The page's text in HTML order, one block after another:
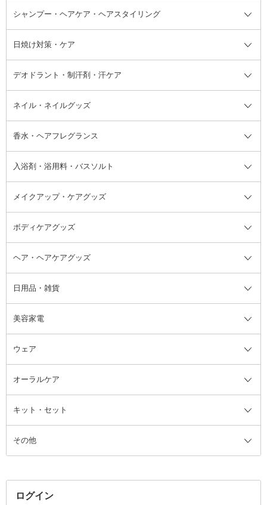
オールインワン化粧品 フェイスクリーム
フェイスオイル・バーム
ブースター・導入液
洗い流すパック・マスク
リップクリーム・リップケア
顔用マッサージ料
コンシーラー ファンデーション
フェイスパウダー
まつげ美容液 つけまつげ
アイシャドウ
アイブロウ・眉マスカラ
チーク
ハイライト・シェーディング
ボディケア全て
ボディソープ・ハンドソープ・石
けん
ボディケア
レッグ・フットケア
バストケア
ネイルケア
脱毛・除毛ケア
シャンプー・ヘアケア・ヘアスタイリング
シャンプー・ヘアケア・ヘアスタ
イリング全て
洗い流さないトリートメント
ヘアスタイリング剤
頭皮ケア・育毛剤
その他シャンプー・ヘアケア・ヘ
アスタイリング
日焼け対策・ケア
日焼け対策・ケア全て
サンオイル・タンニング
その他日焼け対策・UVケア
デオドラント・制汗剤・汗ケア
デオドラント・制汗剤・汗ケア全
て
フット用デオドラント・制汗剤・
汗ケア
ネイル・ネイルグッズ
ネイル・ネイルグッズ全て
ジェルネイル
リムーバー・除光液
香水・ヘアフレグランス
香水・ヘアフレグランス全て
フレグランスミスト
その他香水・ヘアフレグランス
入浴剤・浴用料・バスソルト
入浴剤・浴用料・バスソルト全て
バスソルト
メイクアップ・ケアグッズ
メイクアップ・ケアグッズ全て
コットン・綿棒
洗顔グッズ
ブラシ・チップ
ツィザー・毛抜き
カミソリ
ファンデーション・パウダーケー
ス
ミラー・鏡
ボディケアグッズ
ボディケアグッズ全て
マッサージ・ボディケアグッズ
かかと・角質ケアグッズ
絆創膏
ヘア・ヘアケアグッズ
ヘア・ヘアケアグッズ全て
ヘアゴム
ヘアバンド
ヘッドマッサージブラシ
日用品・雑貨
日用品・雑貨全て
柔軟剤
ルームフレグランス・ディフュー
ザー
アロマキャンドル
消臭剤・芳香剤
美容家電
美容家電全て
ボディケア美容家電
その他美容家電
ウェア
ウェア全て
レッグウェア
オーラルケア
オーラルケア全て
歯ブラシ
その他オーラルケア
キット・セット
キット・セット全て
ボディケアキット
その他
ログイン